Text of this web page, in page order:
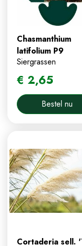
Chasmanthium
latifolium P9
Siergrassen
€ 2,65
Bestel nu
Cortaderia sell.